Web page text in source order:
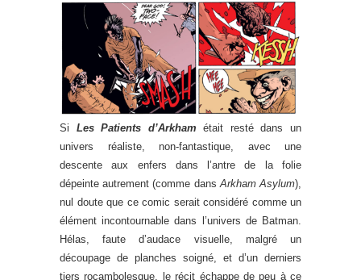
Si Les Patients d’Arkham était resté dans un
univers réaliste, non-fantastique, avec une
descente aux enfers dans l’antre de la folie
dépeinte autrement (comme dansArkham Asylum),
nul doute que ce comic serait considéré comme un
élément incontournable dans l’univers de Batman.
Hélas, faute d’audace visuelle, malgré un
découpage de planches soigné, et d’un derniers
tiers rocambolesque, le récit échappe de peu à ce